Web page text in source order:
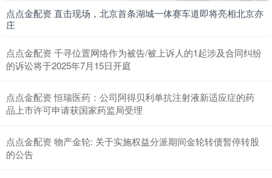
点点金配资 直击现场，北京首条湖城一体赛车道即将亮相北京亦
庄
点点金配资 千寻位置网络作为被告/被上诉人的1起涉及合同纠纷
的诉讼将于2025年7月15日开庭
点点金配资 恒瑞医药：公司阿得贝利单抗注射液新适应症的药
品上市许可申请获国家药监局受理
点点金配资 物产金轮: 关于实施权益分派期间金轮转债暂停转股
的公告